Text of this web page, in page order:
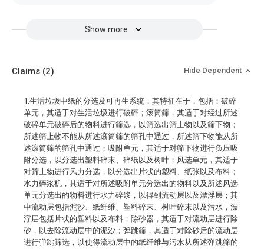
Show more
Claims (2) Hide Dependent
1.生活垃圾中纸的分选及可再生系统，其特征在于，包括：破碎
单元，其适于对生活垃圾进行破碎；滚筒筛，其适于对经过所述
破碎单元破碎后的物料进行筛选，以筛选出筛上物以及筛下物；
所述筛上物不能从所述滚筒筛的筛孔中通过，所述筛下物能从所
述滚筒筛的筛孔中通过；吸附单元，其适于对筛下物进行负压吸
附分选，以分选出塑料碎末、碎纸以及树叶；风选单元，其适于
对筛上物进行风力分选，以分选出片状的塑料、纸张以及布料；
水力碎浆机，其适于对所述吸附单元分选出的物料以及所述风选
单元分选出的物料进行水力碎浆，以得到流动层以及漂浮层；其
中流动层包括泥沙、纸纤维、塑料碎末、树叶碎末以及污水，漂
浮层包括片状的塑料以及布料；除砂器，其适于对流动层进行除
砂，以去除流动层中的泥沙；弹跳筛，其适于对除砂后的流动层
进行弹跳筛选，以使得流动层中的纸纤维与污水从所述弹跳筛的